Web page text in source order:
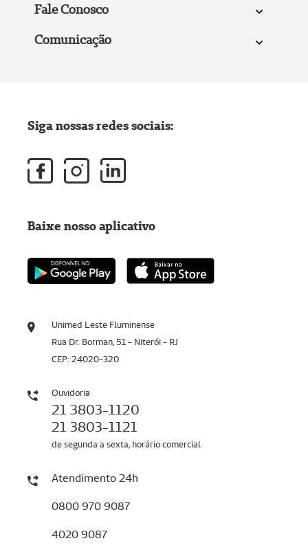
Fale Conosco
Comunicação
Unimed Leste Fluminense
Rua Dr. Borman, 51 - Niterói - RJ
CEP: 24020-320
Ouvidoria
21 3803-1120
21 3803-1121
de segunda a sexta, horário comercial
Atendimento 24h
0800 970 9087
4020 9087
Siga nossas redes sociais:
Baixe nosso aplicativo